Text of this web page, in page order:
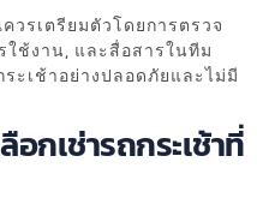
รเตรียมตัวโดยการตรวจ
ใช้งาน, และสื่อสารในทีม
ะเช้าอย่างปลอดภัยและไม่มี
กเช่ารถกระเช้าที่